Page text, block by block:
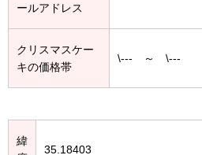
ールアドレス
クリスマスケー
キの価格帯
\--- ～ \---
緯
35.18403